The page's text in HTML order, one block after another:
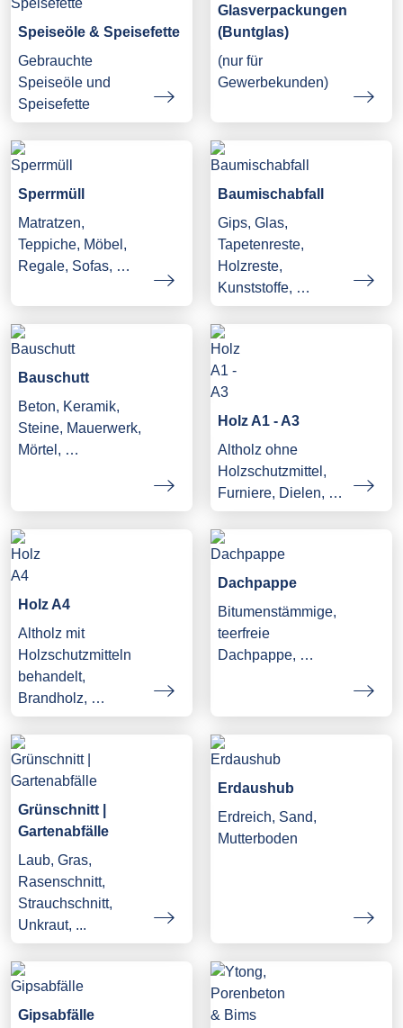
Speiseöle & Speisefette
Gebrauchte
Speiseöle und
Speisefette
Glasverpackungen
(Buntglas)
(nur für
Gewerbekunden)
Sperrmüll
Matratzen,
Teppiche, Möbel,
Regale, Sofas, …
Baumischabfall
Gips, Glas,
Tapetenreste,
Holzreste,
Kunststoffe, …
Bauschutt
Beton, Keramik,
Steine, Mauerwerk,
Mörtel, …
Holz A1 - A3
Altholz ohne
Holzschutzmittel,
Furniere, Dielen, …
Holz A4
Altholz mit
Holzschutzmitteln
behandelt,
Brandholz, …
Dachpappe
Bitumenstämmige,
teerfreie
Dachpappe, …
Grünschnitt |
Gartenabfälle
Laub, Gras,
Rasenschnitt,
Strauchschnitt,
Unkraut, ...
Erdaushub
Erdreich, Sand,
Mutterboden
Gipsabfälle